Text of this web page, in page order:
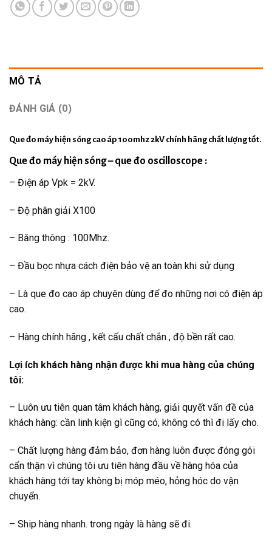
MÔ TẢ
ĐÁNH GIÁ (0)
Que đo máy hiện sóng cao áp 100mhz 2kV chính hãng chất lượng tốt.
Que đo máy hiện sóng –que đo oscilloscope :
– Điện áp Vpk = 2kV.
– Độ phân giải X100
– Băng thông : 100Mhz.
– Đầu bọc nhựa cách điện bảo vệ an toàn khi sử dụng
– Là que đo cao áp chuyên dùng để đo những nơi có điện áp
cao.
– Hàng chính hãng , kết cấu chất chắn , độ bền rất cao.
Lợi ích khách hàng nhận được khi mua hàng của chúng
tôi:
– Luôn ưu tiên quan tâm khách hàng, giải quyết vấn đề của
khách hàng: cần linh kiện gì cũng có, không có thì đi lấy cho.
– Chất lượng hàng đảm bảo, đơn hàng luôn được đóng gói
cẩn thận vì chúng tôi ưu tiên hàng đầu về hàng hóa của
khách hàng tới tay không bị móp méo, hỏng hóc do vận
chuyển.
– Ship hàng nhanh. trong ngày là hàng sẽ đi.